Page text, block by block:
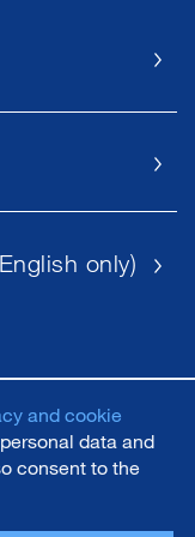
only)
and cookie
data and
consent to the